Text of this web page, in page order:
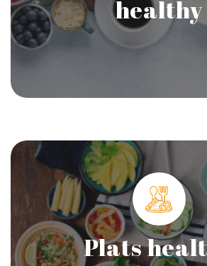
healthy
Plats